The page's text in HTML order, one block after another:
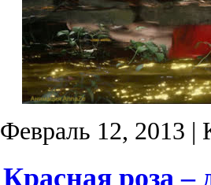
Февраль 12, 2013 |
Красная роза –